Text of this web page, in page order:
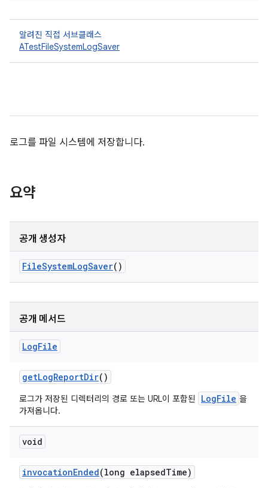
알려진 직접 서브클래스
ATestFileSystemLogSaver
로그를 파일 시스템에 저장합니다.
요약
공개 생성자
FileSystemLogSaver()
공개 메서드
LogFile
getLogReportDir()
로그가 저장된 디렉터리의 경로 또는 URL이 포함된 LogFile 을
가져옵니다.
void
invocationEnded(long elapsedTime)